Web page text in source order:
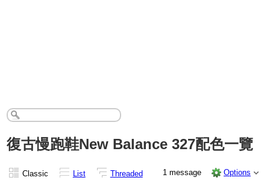
復古慢跑鞋New Balance 327配色一覽
Classic List Threaded 1 message Options